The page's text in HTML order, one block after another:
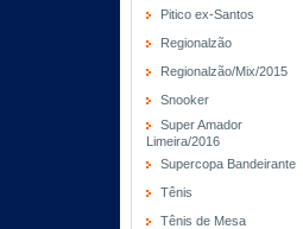
Pitico ex-Santos
Regionalzão
Regionalzão/Mix/2015
Snooker
Super Amador
Limeira/2016
Supercopa Bandeirante
Tênis
Tênis de Mesa